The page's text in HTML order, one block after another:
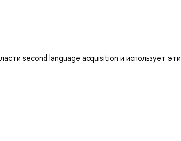
second language acquisition и использует эти